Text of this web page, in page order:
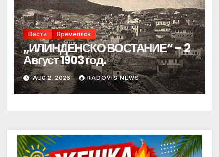
Вести Времеплов
„ИЛИНДЕНСКО ВОСТАНИЕ“ – 2
Август 1903 год.
AUG 2, 2026 RADOVIS NEWS